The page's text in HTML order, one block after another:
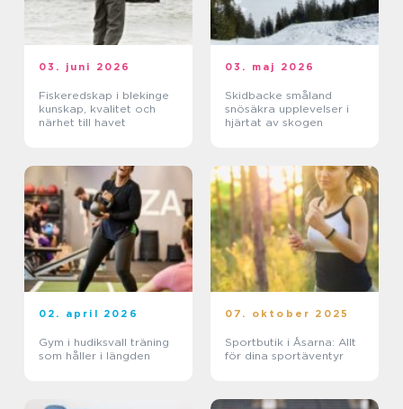
03. juni 2026
Fiskeredskap i blekinge
kunskap, kvalitet och
närhet till havet
03. maj 2026
Skidbacke småland
snösäkra upplevelser i
hjärtat av skogen
02. april 2026
Gym i hudiksvall träning
som håller i längden
07. oktober 2025
Sportbutik i Åsarna: Allt
för dina sportäventyr